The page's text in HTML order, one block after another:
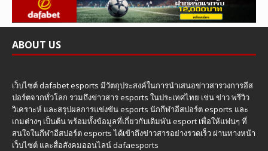
ABOUT US
เว็บไซต์ dafabet esports มีวัตถุประสงค์ในการนำเสนอข่าวสารวงการอีส
ปอร์ตจากทั่วโลก รวมถึงข่าวสาร esports ในประเทศไทย เช่น ข่าว พรีวิว
วิเคราะห์ และสรุปผลการแข่งขัน esports นักกีฬาอีสปอร์ต esports และ
เกมต่างๆ เป็นต้น พร้อมทั้งข้อมูลที่เกี่ยวกับเดิมพัน esport เพื่อให้แฟนๆ ที่
สนใจในกีฬาอีสปอร์ต esports ได้เข้าถึงข่าวสารอย่างรวดเร็ว ผ่านทางหน้า
เว็บไซต์ และสื่อสังคมออนไลน์ dafaesports